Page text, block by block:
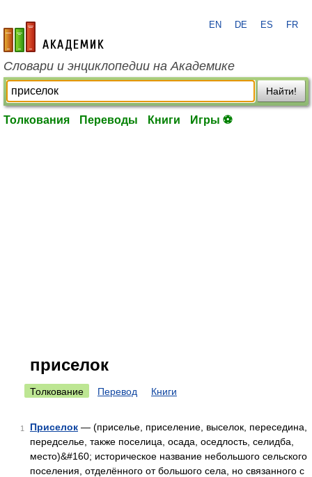
academic.ru
EN DE ES FR
Словари и энциклопедии на Академике
Найти!
Толкования Переводы Книги Игры ⚽
приселок
Толкование Перевод Книги
1 Приселок — (приселье, приселение, выселок, переседина,
передселье, также поселица, осада, оседлость, селидба,
место)&#160; историческое название небольшого сельского
поселения, отделённого от большого села, но связанного с